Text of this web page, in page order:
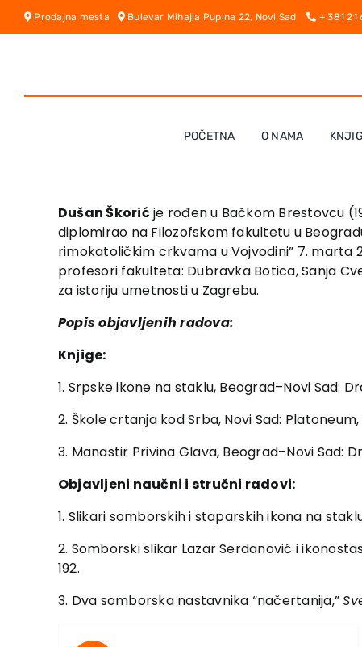
Skip
Prodajna mesta Bulevar Mihajla Pupina 22, Novi Sad + 381
POČETNA O NAMA
Dušan Škorić je rođen u Bačkom Brestovcu
diplomirao na Filozofskom fakultetu u
rimokatoličkim crkvama u Vojvodini” 7. marta
profesori fakulteta: Dubravka Botica, Sanja
za istoriju umetnosti u Zagrebu.
Popis objavljenih radova:
Knjige:
1. Srpske ikone na staklu, Beograd–Novi Sad:
2. Škole crtanja kod Srba, Novi Sad: Platoneum,
3. Manastir Privina Glava, Beograd–Novi Sad:
Objavljeni naučni i stručni radovi:
1. Slikari somborskih i staparskih ikona na
2. Somborski slikar Lazar Serdanović i
192.
3. Dva somborska nastavnika “načertanija,”